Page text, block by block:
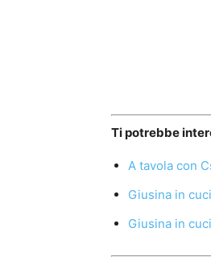
Ti potrebbe
A tavola con
Giusina in
Giusina in